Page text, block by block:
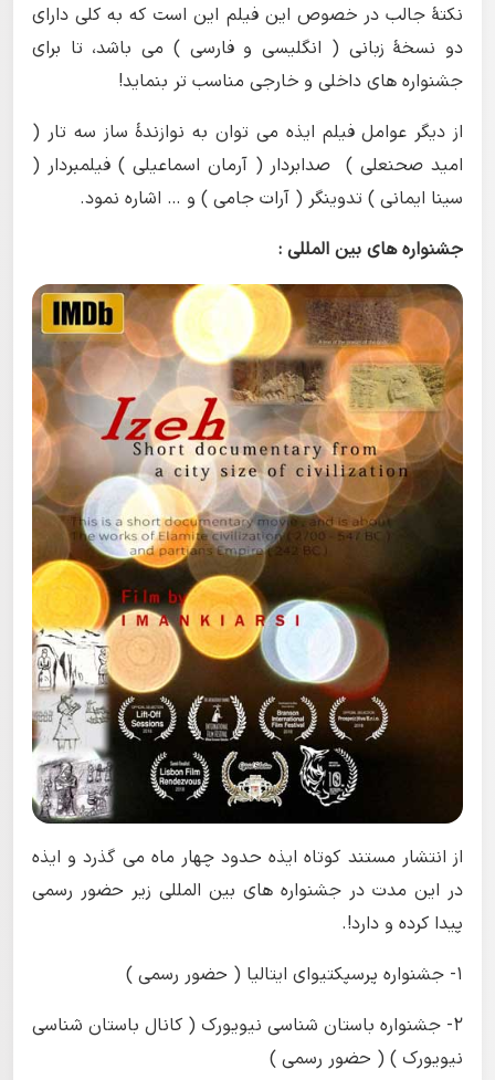
نکتۀ جالب در خصوص این فیلم این است که به کلی دارای
دو نسخۀ زبانی ( انگلیسی و فارسی ) می باشد، تا برای
جشنواره های داخلی و خارجی مناسب تر بنماید!
از دیگر عوامل فیلم ایذه می توان به نوازندۀ ساز سه تار (
امید صحنعلی ) صدابردار ( آرمان اسماعیلی ) فیلمبردار (
سینا ایمانی ) تدوینگر ( آرات جامی ) و … اشاره نمود.
جشنواره های بین المللی :
از انتشار مستند کوتاه ایذه حدود چهار ماه می گذرد و ایذه
در این مدت در جشنواره های بین المللی زیر حضور رسمی
پیدا کرده و دارد!.
1- جشنواره پرسپکتیوای ایتالیا ( حضور رسمی )
2- جشنواره باستان شناسی نیویورک ( کانال باستان شناسی
نیویورک ) ( حضور رسمی )